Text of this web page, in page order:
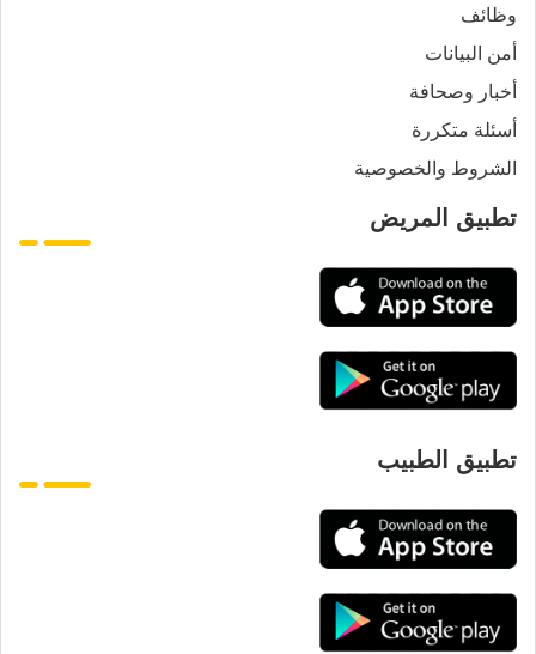
وظائف
أمن البيانات
أخبار وصحافة
أسئلة متكررة
الشروط والخصوصية
تطبيق المريض
تطبيق الطبيب